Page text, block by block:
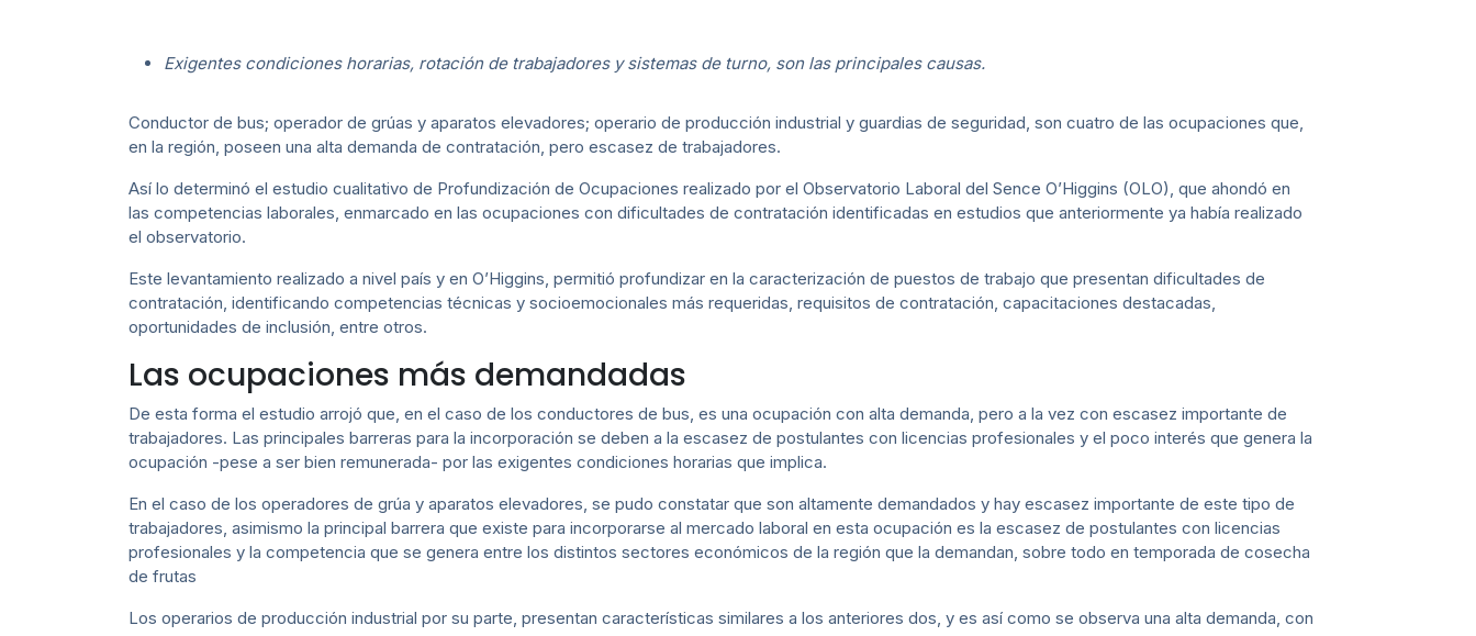
Exigentes condiciones horarias, rotación de trabajadores y sistemas de turno, son las principales causas.
Conductor de bus; operador de grúas y aparatos elevadores; operario de producción industrial y guardias de seguridad, son cuatro de las ocupaciones que,
en la región, poseen una alta demanda de contratación, pero escasez de trabajadores.
Así lo determinó el estudio cualitativo de Profundización de Ocupaciones realizado por el Observatorio Laboral del Sence O’Higgins (OLO), que ahondó en
las competencias laborales, enmarcado en las ocupaciones con dificultades de contratación identificadas en estudios que anteriormente ya había realizado
el observatorio.
Este levantamiento realizado a nivel país y en O’Higgins, permitió profundizar en la caracterización de puestos de trabajo que presentan dificultades de
contratación, identificando competencias técnicas y socioemocionales más requeridas, requisitos de contratación, capacitaciones destacadas,
oportunidades de inclusión, entre otros.
Las ocupaciones más demandadas
De esta forma el estudio arrojó que, en el caso de los conductores de bus, es una ocupación con alta demanda, pero a la vez con escasez importante de
trabajadores. Las principales barreras para la incorporación se deben a la escasez de postulantes con licencias profesionales y el poco interés que genera la
ocupación -pese a ser bien remunerada- por las exigentes condiciones horarias que implica.
En el caso de los operadores de grúa y aparatos elevadores, se pudo constatar que son altamente demandados y hay escasez importante de este tipo de
trabajadores, asimismo la principal barrera que existe para incorporarse al mercado laboral en esta ocupación es la escasez de postulantes con licencias
profesionales y la competencia que se genera entre los distintos sectores económicos de la región que la demandan, sobre todo en temporada de cosecha
de frutas
Los operarios de producción industrial por su parte, presentan características similares a los anteriores dos, y es así como se observa una alta demanda, con